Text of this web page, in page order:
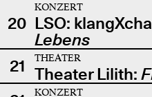
20
KONZERT
LSO:
Lebens
21
THEATER
Theater Lilith:
KONZERT